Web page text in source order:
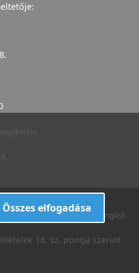
french italian english
18. sz. pontja szerint
Összes elfogadása